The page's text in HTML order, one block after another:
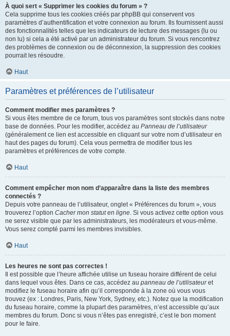
À quoi sert « Supprimer les cookies du forum » ?
Cela supprime tous les cookies créés par phpBB qui conservent vos
paramètres d’authentification et votre connexion au forum. Ils fournissent aussi
des fonctionnalités telles que les indicateurs de lecture des messages (lu ou
non lu) si cela a été activé par un administrateur du forum. Si vous rencontrez
des problèmes de connexion ou de déconnexion, la suppression des cookies
pourrait les résoudre.
Haut
Paramètres et préférences de l’utilisateur
Comment modifier mes paramètres ?
Si vous êtes membre de ce forum, tous vos paramètres sont stockés dans notre
base de données. Pour les modifier, accédez au Panneau de l’utilisateur
(généralement ce lien est accessible en cliquant sur votre nom d’utilisateur en
haut des pages du forum). Cela vous permettra de modifier tous les
paramètres et préférences de votre compte.
Haut
Comment empêcher mon nom d’apparaître dans la liste des membres
connectés ?
Depuis votre panneau de l’utilisateur, onglet « Préférences du forum », vous
trouverez l’option Cacher mon statut en ligne. Si vous activez cette option vous
ne serez visible que par les administrateurs, les modérateurs et vous-même.
Vous serez compté parmi les membres invisibles.
Haut
Les heures ne sont pas correctes !
Il est possible que l’heure affichée utilise un fuseau horaire différent de celui
dans lequel vous êtes. Dans ce cas, accédez au panneau de l’utilisateuret
modifiez le fuseau horaire afin qu’il corresponde à la zone où vous vous
trouvez (ex : Londres, Paris, New York, Sydney, etc.). Notez que la modification
du fuseau horaire, comme la plupart des paramètres, n’est accessible qu’aux
membres du forum. Donc si vous n’êtes pas enregistré, c’est le bon moment
pour le faire.